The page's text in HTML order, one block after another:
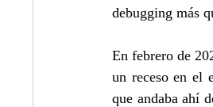
debugging más
En febrero de
un receso en el
que andaba ahí